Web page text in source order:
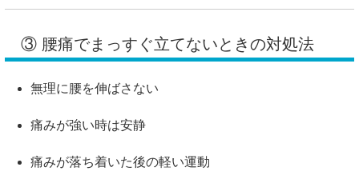
③ 腰痛でまっすぐ立てないときの対処法
無理に腰を伸ばさない
痛みが強い時は安静
痛みが落ち着いた後の軽い運動